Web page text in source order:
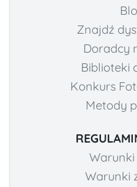
Znajdź
Doradcy
Biblioteki
Konkurs
Metody
Warunki